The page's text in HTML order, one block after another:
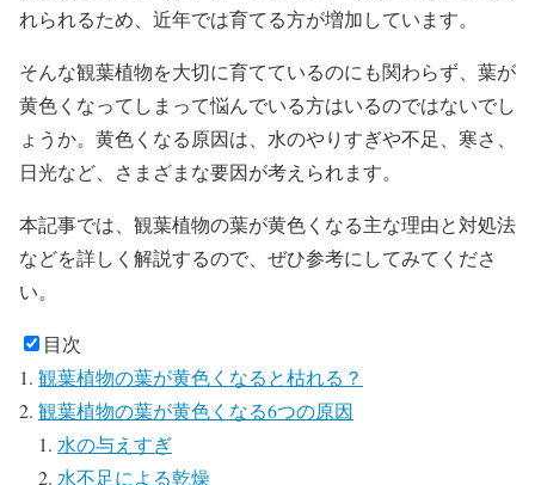
れられるため、近年では育てる方が増加しています。
そんな観葉植物を大切に育てているのにも関わらず、葉が
黄色くなってしまって悩んでいる方はいるのではないでし
ょうか。黄色くなる原因は、水のやりすぎや不足、寒さ、
日光など、さまざまな要因が考えられます。
本記事では、観葉植物の葉が黄色くなる主な理由と対処法
などを詳しく解説するので、ぜひ参考にしてみてくださ
い。
目次
観葉植物の葉が黄色くなると枯れる？
観葉植物の葉が黄色くなる6つの原因
水の与えすぎ
水不足による乾燥